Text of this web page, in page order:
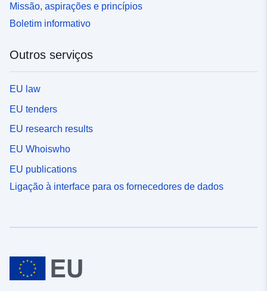
Missão, aspirações e princípios
Boletim informativo
Outros serviços
EU law
EU tenders
EU research results
EU Whoiswho
EU publications
Ligação à interface para os fornecedores de dados